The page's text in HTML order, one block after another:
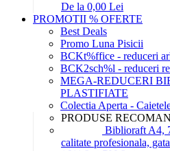
De la 0,00 Lei
PROMOTII % OFERTE
Best Deals
Promo Luna Pisicii
BCKt%ffice - reduceri
BCK2sch%l - reduceri
MEGA-REDUCERI
PLASTIFIATE
Colectia Aperta -
PRODUSE
Biblioraft A4,
calitate profesionala,